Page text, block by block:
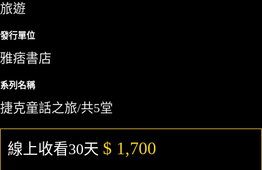
旅遊
發行單位
雅痞書店
系列名稱
捷克童話之旅/共5堂
線上收看30天 $ 1,700